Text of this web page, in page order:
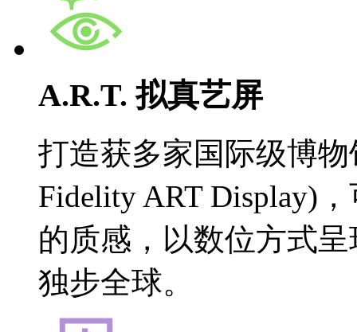
A.R.T. 拟真艺屏
打造获多家国际级博
Fidelity ART Display)
的质感，以数位方式
独步全球。